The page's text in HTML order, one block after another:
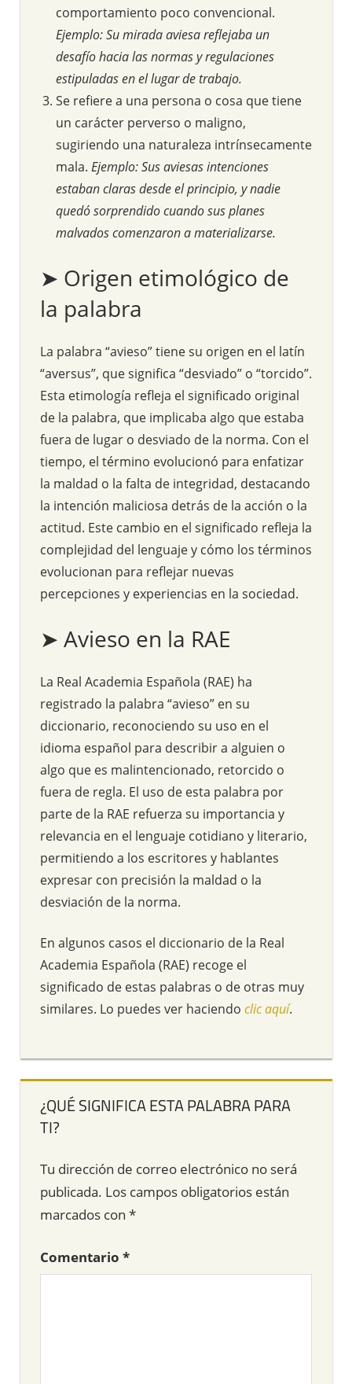
comportamiento poco convencional.
Ejemplo: Su mirada aviesa reflejaba un
desafío hacia las normas y regulaciones
estipuladas en el lugar de trabajo.
Se refiere a una persona o cosa que tiene
un carácter perverso o maligno,
sugiriendo una naturaleza intrínsecamente
mala. Ejemplo: Sus aviesas intenciones
estaban claras desde el principio, y nadie
quedó sorprendido cuando sus planes
malvados comenzaron a materializarse.
➤ Origen etimológico de
la palabra
La palabra “avieso” tiene su origen en el latín
“aversus”, que significa “desviado” o “torcido”.
Esta etimología refleja el significado original
de la palabra, que implicaba algo que estaba
fuera de lugar o desviado de la norma. Con el
tiempo, el término evolucionó para enfatizar
la maldad o la falta de integridad, destacando
la intención maliciosa detrás de la acción o la
actitud. Este cambio en el significado refleja la
complejidad del lenguaje y cómo los términos
evolucionan para reflejar nuevas
percepciones y experiencias en la sociedad.
➤ Avieso en la RAE
La Real Academia Española (RAE) ha
registrado la palabra “avieso” en su
diccionario, reconociendo su uso en el
idioma español para describir a alguien o
algo que es malintencionado, retorcido o
fuera de regla. El uso de esta palabra por
parte de la RAE refuerza su importancia y
relevancia en el lenguaje cotidiano y literario,
permitiendo a los escritores y hablantes
expresar con precisión la maldad o la
desviación de la norma.
En algunos casos el diccionario de la Real
Academia Española (RAE) recoge el
significado de estas palabras o de otras muy
similares. Lo puedes ver haciendo clic aquí.
¿QUÉ SIGNIFICA ESTA PALABRA PARA
TI?
Tu dirección de correo electrónico no será
publicada. Los campos obligatorios están
marcados con *
Comentario *